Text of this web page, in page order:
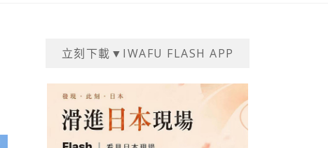
立刻下載▼IWAFU FLASH APP